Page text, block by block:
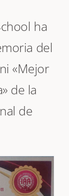
ha
del
«Mejor
de la
de